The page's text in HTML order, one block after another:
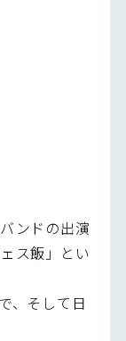
ンドの出演
ス飯」とい
、そして日